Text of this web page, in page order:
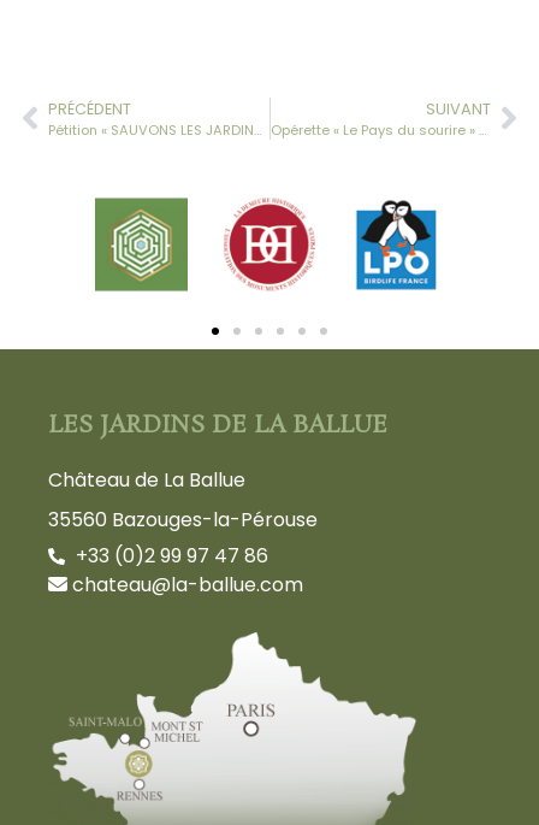
PRÉCÉDENT
Pétition « SAUVONS LES JARDINS DE LA BALLUE »
SUIVANT
Opérette « Le Pays du sourire » de Franz Lehàr par l’ensemble Lyric’Armor
LES JARDINS DE LA BALLUE
Château de La Ballue
35560 Bazouges-la-Pérouse
+33 (0)2 99 97 47 86
chateau@la-ballue.com